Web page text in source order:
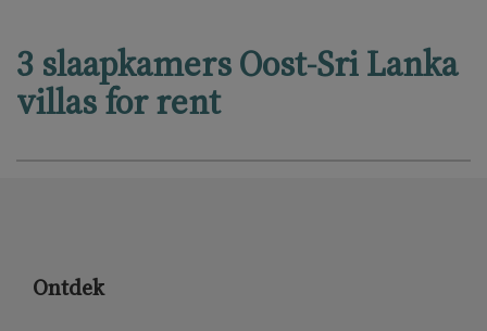
3 slaapkamers Oost-Sri Lanka
villas for rent
Ontdek